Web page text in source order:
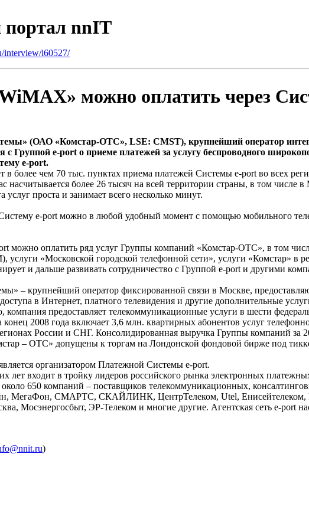
nnIT
interview/i60527/
можно оплатить через
(ОАО «Комстар-ОТС», LSE: CMST), крупнейший оператор
с Группой e-port о приеме платежей за услугу беспроводного
e-port.
более чем 70 тыс. пунктах приема платежей Системы e-port во всех
насчитывается более 26 тысяч на всей территории страны, в том
проста и занимает всего несколько минут.
e-port можно в любой удобный момент с помощью мобильного
можно оплатить ряд услуг Группы компаний «Комстар-ОТС», в том
«Московской городской телефонной сети», услуги «Комстар» в
и дальше развивать сотрудничество с Группой e-port и другими
– крупнейший оператор фиксированной связи в Москве,
в Интернет, платного телевидения и другие дополнительные
компания предоставляет телекоммуникационные услуги в шести
2008 года включает 3,6 млн. квартирных абонентов услуг
России и СНГ. Консолидированная выручка Группы компаний за
– ОТС» допущены к торгам на Лондонской фондовой бирже под
организатором Платежной Системы e-port.
лет входит в тройку лидеров российского рынка электронных
650 компаний – поставщиков телекоммуникационных,
МегаФон, СМАРТС, СКАЙЛИНК, ЦентрТелеком, Utel,
ЭР-Телеком и многие другие. Агентская сеть e-port
)